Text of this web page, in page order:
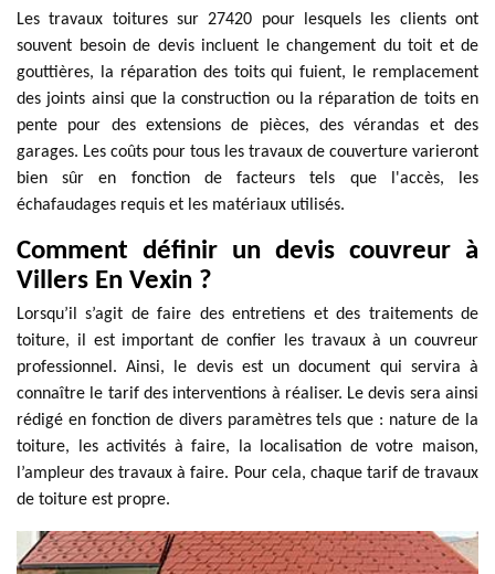
Les travaux toitures sur 27420 pour lesquels les clients ont
souvent besoin de devis incluent le changement du toit et de
gouttières, la réparation des toits qui fuient, le remplacement
des joints ainsi que la construction ou la réparation de toits en
pente pour des extensions de pièces, des vérandas et des
garages. Les coûts pour tous les travaux de couverture varieront
bien sûr en fonction de facteurs tels que l'accès, les
échafaudages requis et les matériaux utilisés.
Comment définir un devis couvreur à
Villers En Vexin ?
Lorsqu’il s’agit de faire des entretiens et des traitements de
toiture, il est important de confier les travaux à un couvreur
professionnel. Ainsi, le devis est un document qui servira à
connaître le tarif des interventions à réaliser. Le devis sera ainsi
rédigé en fonction de divers paramètres tels que : nature de la
toiture, les activités à faire, la localisation de votre maison,
l’ampleur des travaux à faire. Pour cela, chaque tarif de travaux
de toiture est propre.